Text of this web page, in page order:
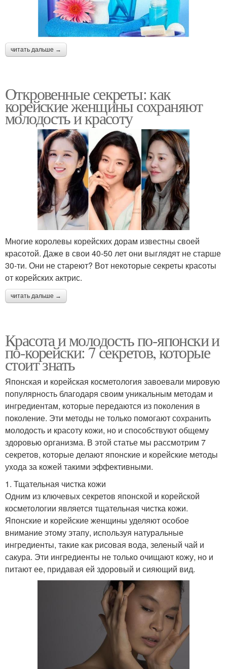
читать дальше →
Откровенные секреты: как
корейские женщины сохраняют
молодость и красоту
Многие королевы корейских дорам известны своей
красотой. Даже в свои 40-50 лет они выглядят не старше
30-ти. Они не стареют? Вот некоторые секреты красоты
от корейских актрис.
читать дальше →
Красота и молодость по-японски и
по-корейски: 7 секретов, которые
стоит знать
Японская и корейская косметология завоевали мировую
популярность благодаря своим уникальным методам и
ингредиентам, которые передаются из поколения в
поколение. Эти методы не только помогают сохранить
молодость и красоту кожи, но и способствуют общему
здоровью организма. В этой статье мы рассмотрим 7
секретов, которые делают японские и корейские методы
ухода за кожей такими эффективными.
1. Тщательная чистка кожи
Одним из ключевых секретов японской и корейской
косметологии является тщательная чистка кожи.
Японские и корейские женщины уделяют особое
внимание этому этапу, используя натуральные
ингредиенты, такие как рисовая вода, зеленый чай и
сакура. Эти ингредиенты не только очищают кожу, но и
питают ее, придавая ей здоровый и сияющий вид.